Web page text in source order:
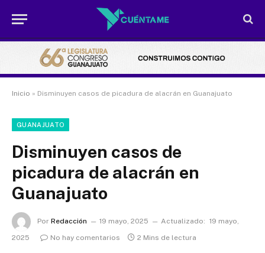
Inicio » Disminuyen casos de picadura de alacrán en Guanajuato
GUANAJUATO
Disminuyen casos de
picadura de alacrán en
Guanajuato
Por Redacción 19 mayo, 2025 Actualizado: 19 mayo,
2025
No hay comentarios 2 Mins de lectura